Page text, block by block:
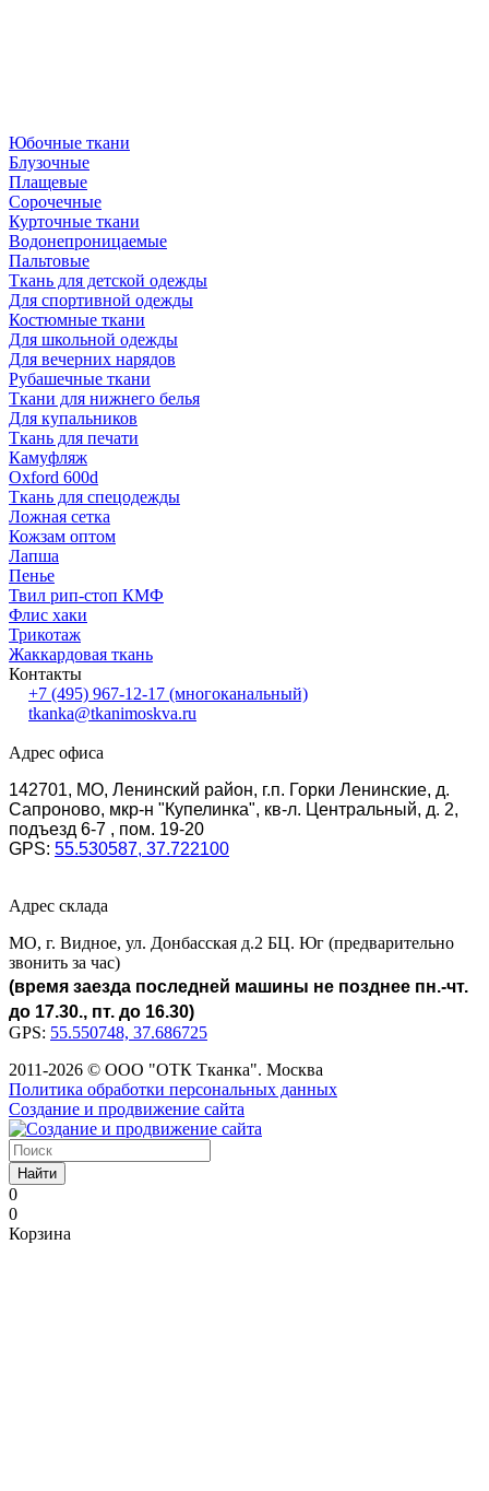
Юбочные ткани
Блузочные
Плащевые
Сорочечные
Курточные ткани
Водонепроницаемые
Пальтовые
Ткань для детской одежды
Для спортивной одежды
Костюмные ткани
Для школьной одежды
Для вечерних нарядов
Рубашечные ткани
Ткани для нижнего белья
Для купальников
Ткань для печати
Камуфляж
Oxford 600d
Ткань для спецодежды
Ложная сетка
Кожзам оптом
Лапша
Пенье
Твил рип-стоп КМФ
Флис хаки
Трикотаж
Жаккардовая ткань
Контакты
+7 (495) 967-12-17 (многоканальный)
tkanka@tkanimoskva.ru
Адрес офиса
142701, МО, Ленинский район, г.п. Горки Ленинские, д.
Сапроново, мкр-н "Купелинка", кв-л. Центральный, д. 2,
подъезд 6-7 , пом. 19-20
GPS: 55.530587, 37.722100
Адрес склада
МО, г. Видное, ул. Донбасская д.2 БЦ. Юг (предварительно
звонить за час)
(время заезда последней машины не позднее пн.-чт.
до 17.30., пт. до 16.30)
GPS: 55.550748, 37.686725
2011-2026 © ООО "ОТК Тканка". Москва
Политика обработки персональных данных
Создание и продвижение сайта
Найти
0
0
Корзина